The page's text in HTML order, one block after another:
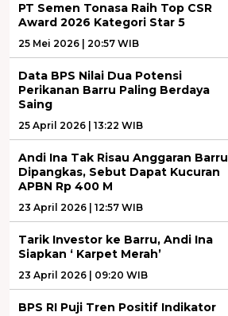
PT Semen Tonasa Raih Top CSR
Award 2026 Kategori Star 5
25 Mei 2026 | 20:57 WIB
Data BPS Nilai Dua Potensi
Perikanan Barru Paling Berdaya
Saing
25 April 2026 | 13:22 WIB
Andi Ina Tak Risau Anggaran Barru
Dipangkas, Sebut Dapat Kucuran
APBN Rp 400 M
23 April 2026 | 12:57 WIB
Tarik Investor ke Barru, Andi Ina
Siapkan ‘ Karpet Merah’
23 April 2026 | 09:20 WIB
BPS RI Puji Tren Positif Indikator